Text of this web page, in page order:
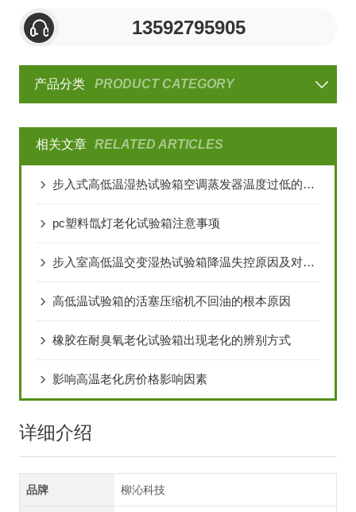
13592795905
产品分类 PRODUCT CATEGORY
相关文章 RELATED ARTICLES
步入式高低温湿热试验箱空调蒸发器温度过低的原因
pc塑料氙灯老化试验箱注意事项
步入室高低温交变湿热试验箱降温失控原因及对策详解
高低温试验箱的活塞压缩机不回油的根本原因
橡胶在耐臭氧老化试验箱出现老化的辨别方式
影响高温老化房价格影响因素
详细介绍
品牌 柳沁科技